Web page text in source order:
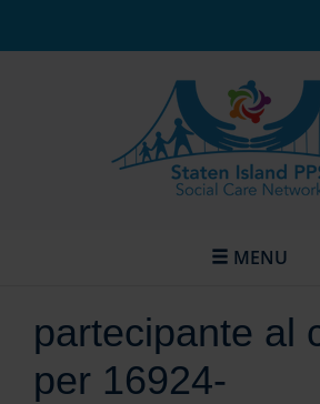
MENU
partecipante al
per 16924-